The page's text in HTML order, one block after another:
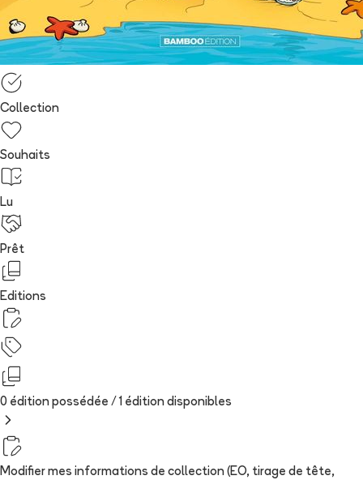
Collection
Souhaits
Lu
Prêt
Editions
0 édition possédée / 1 édition disponibles
Modifier mes informations de collection (EO, tirage de tête,